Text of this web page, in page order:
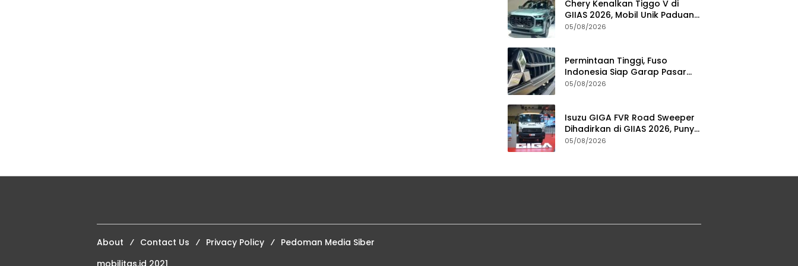
Chery Kenalkan Tiggo V di
GIIAS 2026, Mobil Unik Paduan
SUV, MPV, dan Double Cabin
05/08/2026
Permintaan Tinggi, Fuso
Indonesia Siap Garap Pasar
Truk Bekas
05/08/2026
Isuzu GIGA FVR Road Sweeper
Dihadirkan di GIIAS 2026, Punya
Seabrek Keunggulan
05/08/2026
About Contact Us Privacy Policy
Pedoman Media Siber
mobilitas.id 2021